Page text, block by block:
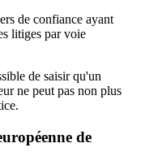
de confiance ayant
litiges par voie
de saisir qu'un
ne peut pas non plus
de